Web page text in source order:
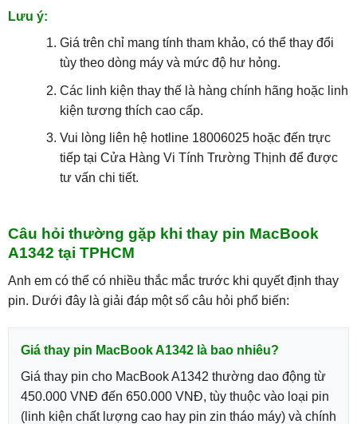
Lưu ý:
Giá trên chỉ mang tính tham khảo, có thể thay đổi
tùy theo dòng máy và mức độ hư hỏng.
Các linh kiện thay thế là hàng chính hãng hoặc linh
kiện tương thích cao cấp.
Vui lòng liên hệ hotline 18006025 hoặc đến trực
tiếp tại Cửa Hàng Vi Tính Trường Thịnh để được
tư vấn chi tiết.
Câu hỏi thường gặp khi thay pin MacBook
A1342 tại TPHCM
Anh em có thể có nhiều thắc mắc trước khi quyết định thay
pin. Dưới đây là giải đáp một số câu hỏi phổ biến:
Giá thay pin MacBook A1342 là bao nhiêu?
Giá thay pin cho MacBook A1342 thường dao động từ
450.000 VNĐ đến 650.000 VNĐ, tùy thuộc vào loại pin
(linh kiện chất lượng cao hay pin zin tháo máy) và chính